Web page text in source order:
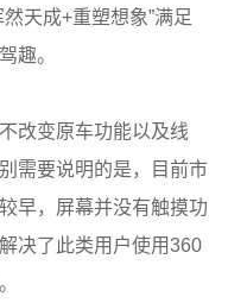
天成+重塑想象”满足
趣。
改变原车功能以及线
需要说明的是，目前市
早，屏幕并没有触摸功
决了此类用户使用360